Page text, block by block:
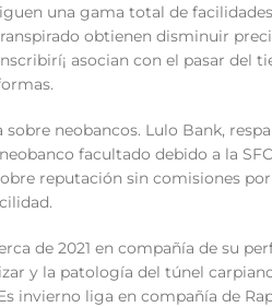
una gama total de
obtienen disminuir
asocian con el pasar del
neobancos. Lulo Bank,
facultado debido a la
reputación sin comisiones
de 2021 en compañía de su
y la patologí­a del túnel
invierno liga en compañía de